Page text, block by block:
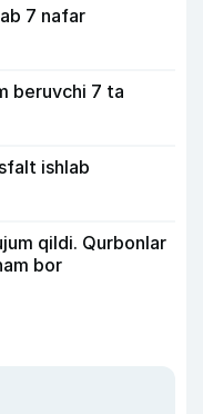
7 nafar
beruvchi 7 ta
ishlab
qildi. Qurbonlar
bor